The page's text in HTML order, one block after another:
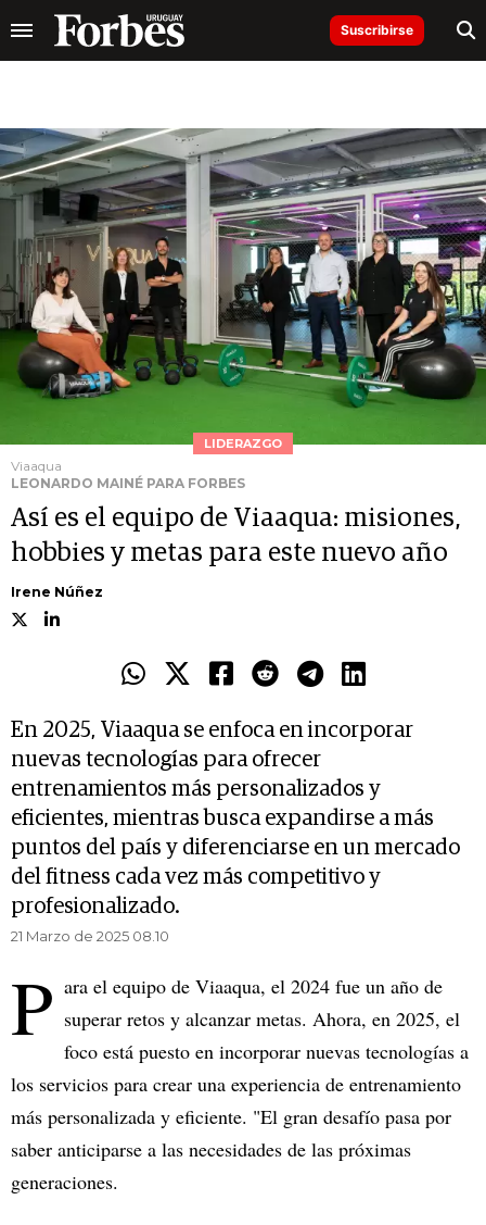
Suscribirse
LIDERAZGO
Viaaqua
LEONARDO MAINÉ PARA FORBES
Así es el equipo de Viaaqua: misiones,
hobbies y metas para este nuevo año
Irene Núñez
En 2025, Viaaqua se enfoca en incorporar
nuevas tecnologías para ofrecer
entrenamientos más personalizados y
eficientes, mientras busca expandirse a más
puntos del país y diferenciarse en un mercado
del fitness cada vez más competitivo y
profesionalizado.
21 Marzo de 2025 08.10
P ara el equipo de Viaaqua, el 2024 fue un año de
superar retos y alcanzar metas. Ahora, en 2025, el
foco está puesto en incorporar nuevas tecnologías a
los servicios para crear una experiencia de entrenamiento
más personalizada y eficiente. "El gran desafío pasa por
saber anticiparse a las necesidades de las próximas
generaciones.